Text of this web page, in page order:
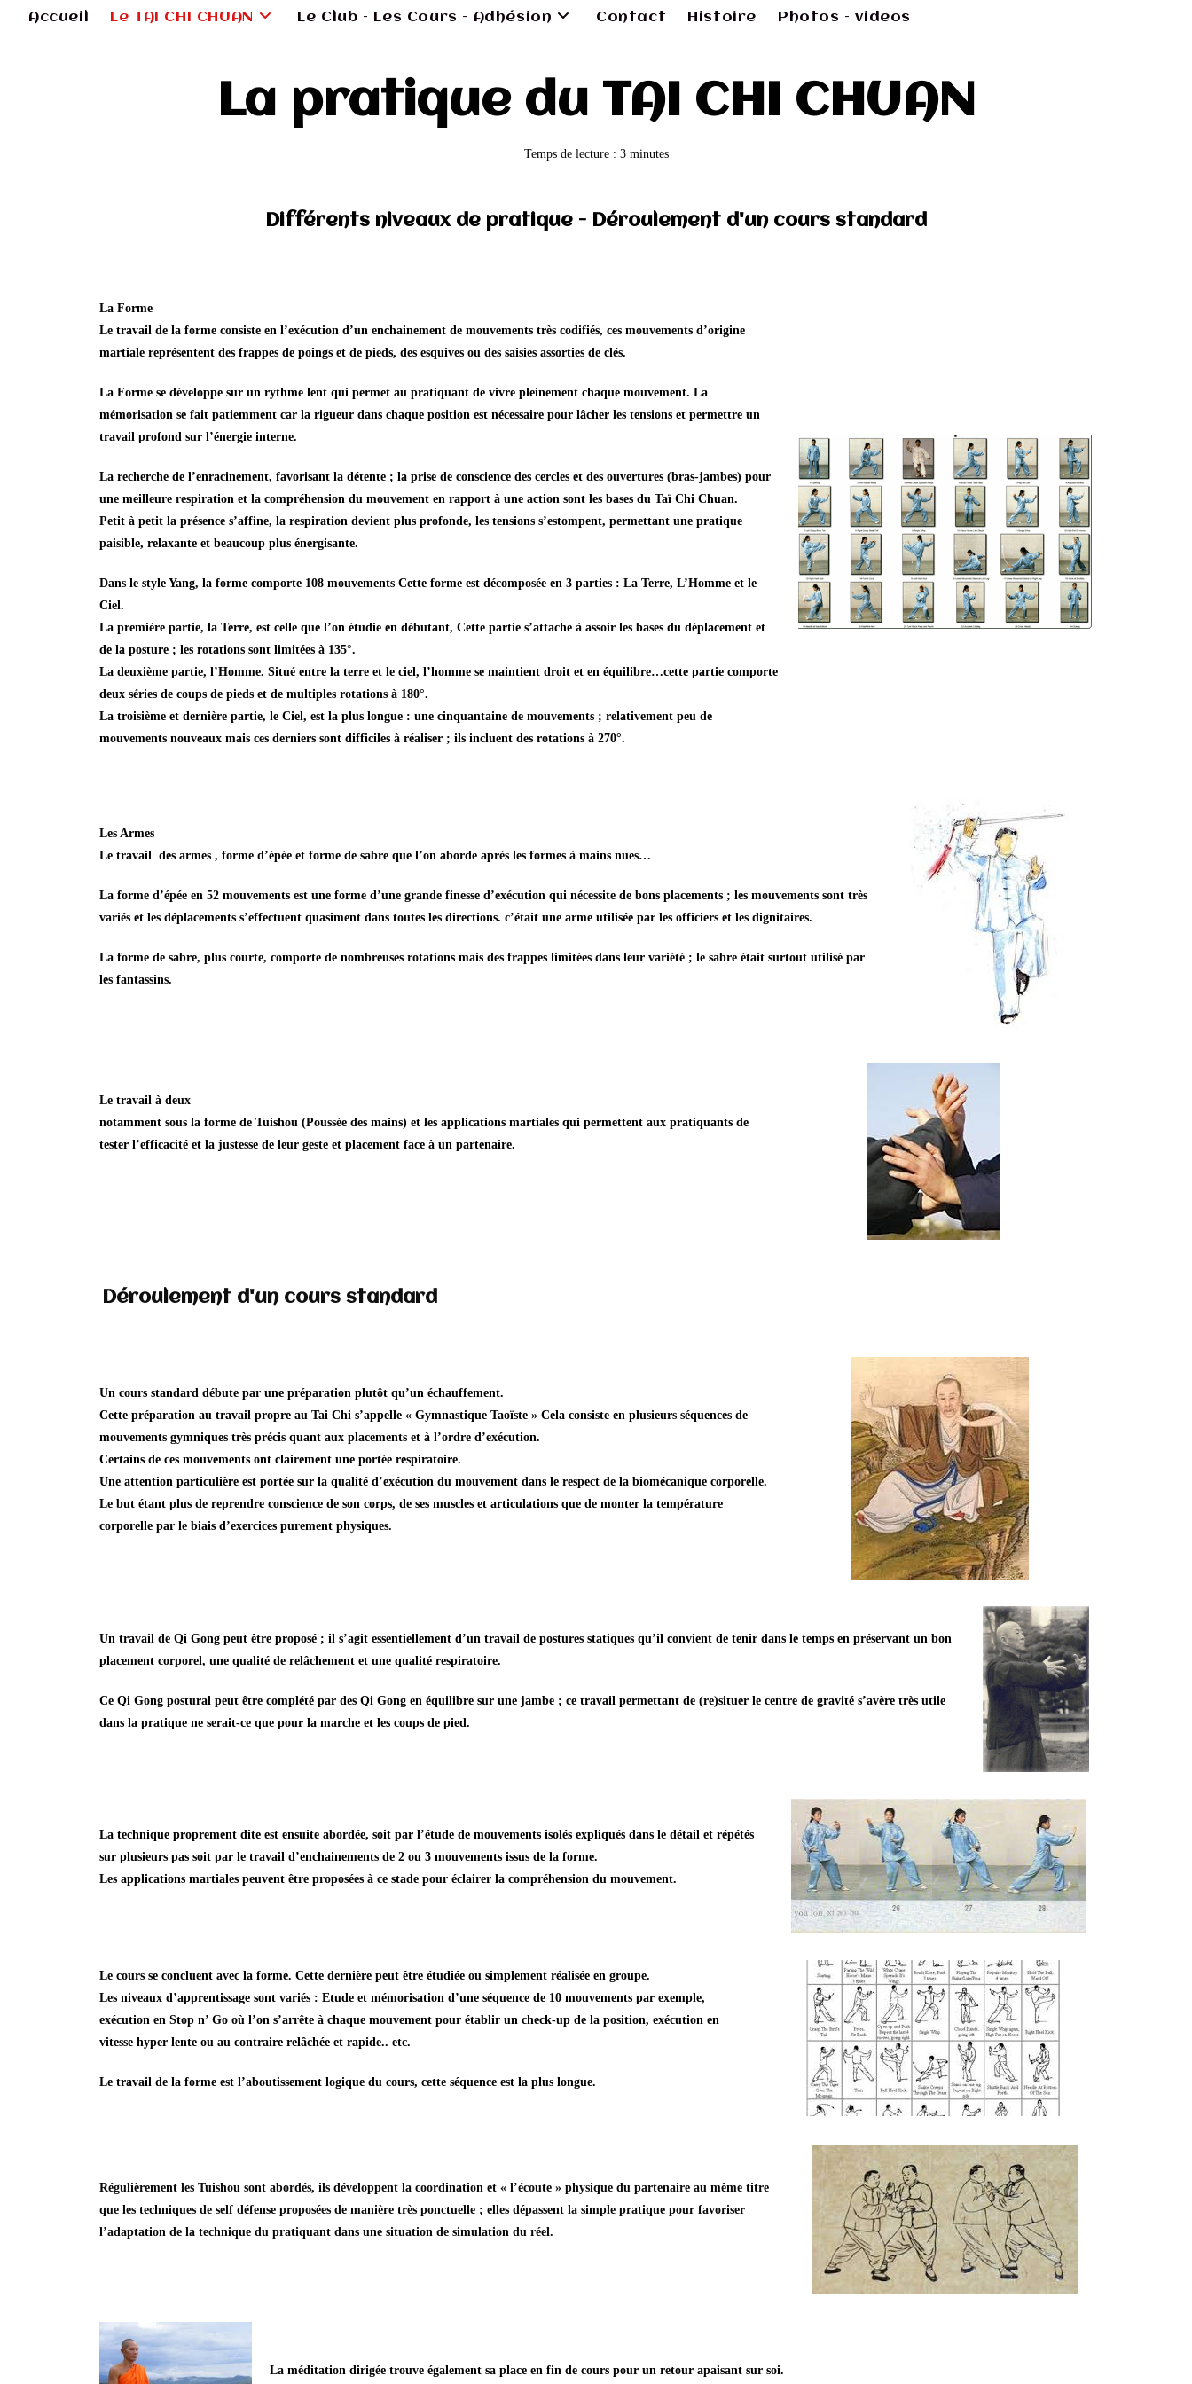
Accueil Le TAI CHI CHUAN Le Club – Les Cours – Adhésion Contact Histoire Photos – videos
La pratique du TAI CHI CHUAN
Temps de lecture : 3 minutes
Différents niveaux de pratique - Déroulement d'un cours standard
La Forme
Le travail de la forme consiste en l’exécution d’un enchainement de mouvements très codifiés, ces mouvements d’origine
martiale représentent des frappes de poings et de pieds, des esquives ou des saisies assorties de clés.
La Forme se développe sur un rythme lent qui permet au pratiquant de vivre pleinement chaque mouvement. La
mémorisation se fait patiemment car la rigueur dans chaque position est nécessaire pour lâcher les tensions et permettre un
travail profond sur l’énergie interne.
La recherche de l’enracinement, favorisant la détente ; la prise de conscience des cercles et des ouvertures (bras-jambes) pour
une meilleure respiration et la compréhension du mouvement en rapport à une action sont les bases du Taï Chi Chuan.
Petit à petit la présence s’affine, la respiration devient plus profonde, les tensions s’estompent, permettant une pratique
paisible, relaxante et beaucoup plus énergisante.
Dans le style Yang, la forme comporte 108 mouvements Cette forme est décomposée en 3 parties : La Terre, L’Homme et le
Ciel.
La première partie, la Terre, est celle que l’on étudie en débutant, Cette partie s’attache à assoir les bases du déplacement et
de la posture ; les rotations sont limitées à 135°.
La deuxième partie, l’Homme. Situé entre la terre et le ciel, l’homme se maintient droit et en équilibre…cette partie comporte
deux séries de coups de pieds et de multiples rotations à 180°.
La troisième et dernière partie, le Ciel, est la plus longue : une cinquantaine de mouvements ; relativement peu de
mouvements nouveaux mais ces derniers sont difficiles à réaliser ; ils incluent des rotations à 270°.
Les Armes
Le travail des armes , forme d’épée et forme de sabre que l’on aborde après les formes à mains nues…
La forme d’épée en 52 mouvements est une forme d’une grande finesse d’exécution qui nécessite de bons placements ; les mouvements sont très
variés et les déplacements s’effectuent quasiment dans toutes les directions. c’était une arme utilisée par les officiers et les dignitaires.
La forme de sabre, plus courte, comporte de nombreuses rotations mais des frappes limitées dans leur variété ; le sabre était surtout utilisé par
les fantassins.
Le travail à deux
notamment sous la forme de Tuishou (Poussée des mains) et les applications martiales qui permettent aux pratiquants de
tester l’efficacité et la justesse de leur geste et placement face à un partenaire.
Déroulement d'un cours standard
Un cours standard débute par une préparation plutôt qu’un échauffement.
Cette préparation au travail propre au Tai Chi s’appelle « Gymnastique Taoïste » Cela consiste en plusieurs séquences de
mouvements gymniques très précis quant aux placements et à l’ordre d’exécution.
Certains de ces mouvements ont clairement une portée respiratoire.
Une attention particulière est portée sur la qualité d’exécution du mouvement dans le respect de la biomécanique corporelle.
Le but étant plus de reprendre conscience de son corps, de ses muscles et articulations que de monter la température
corporelle par le biais d’exercices purement physiques.
Un travail de Qi Gong peut être proposé ; il s’agit essentiellement d’un travail de postures statiques qu’il convient de tenir dans le temps en préservant un bon
placement corporel, une qualité de relâchement et une qualité respiratoire.
Ce Qi Gong postural peut être complété par des Qi Gong en équilibre sur une jambe ; ce travail permettant de (re)situer le centre de gravité s’avère très utile
dans la pratique ne serait-ce que pour la marche et les coups de pied.
La technique proprement dite est ensuite abordée, soit par l’étude de mouvements isolés expliqués dans le détail et répétés
sur plusieurs pas soit par le travail d’enchainements de 2 ou 3 mouvements issus de la forme.
Les applications martiales peuvent être proposées à ce stade pour éclairer la compréhension du mouvement.
Le cours se concluent avec la forme. Cette dernière peut être étudiée ou simplement réalisée en groupe.
Les niveaux d’apprentissage sont variés : Etude et mémorisation d’une séquence de 10 mouvements par exemple,
exécution en Stop n’ Go où l’on s’arrête à chaque mouvement pour établir un check-up de la position, exécution en
vitesse hyper lente ou au contraire relâchée et rapide.. etc.
Le travail de la forme est l’aboutissement logique du cours, cette séquence est la plus longue.
Régulièrement les Tuishou sont abordés, ils développent la coordination et « l’écoute » physique du partenaire au même titre
que les techniques de self défense proposées de manière très ponctuelle ; elles dépassent la simple pratique pour favoriser
l’adaptation de la technique du pratiquant dans une situation de simulation du réel.
La méditation dirigée trouve également sa place en fin de cours pour un retour apaisant sur soi.